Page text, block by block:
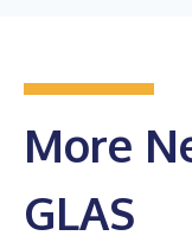
More
GLAS